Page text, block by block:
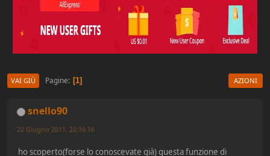
VAI GIÙ Pagine 1 AZIONI
snello90
22 Giugno 2011, 22:16:16
ho scoperto(forse lo conoscevate già) questa funzione di